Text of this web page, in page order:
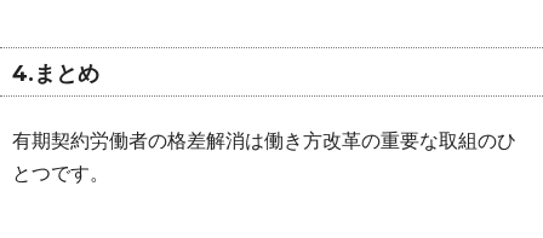
4.まとめ
有期契約労働者の格差解消は働き方改革の重要な取組のひ
とつです。